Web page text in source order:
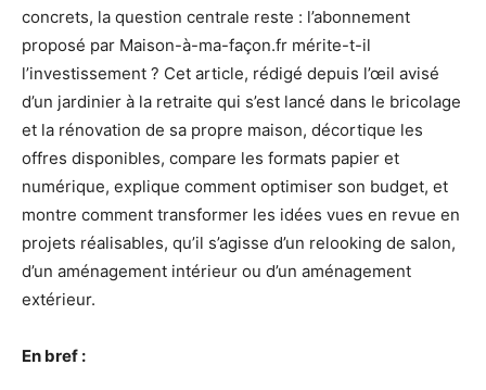
concrets, la question centrale reste : l’abonnement
proposé par Maison-à-ma-façon.fr mérite-t-il
l’investissement ? Cet article, rédigé depuis l’œil avisé
d’un jardinier à la retraite qui s’est lancé dans le bricolage
et la rénovation de sa propre maison, décortique les
offres disponibles, compare les formats papier et
numérique, explique comment optimiser son budget, et
montre comment transformer les idées vues en revue en
projets réalisables, qu’il s’agisse d’un relooking de salon,
d’un aménagement intérieur ou d’un aménagement
extérieur.
En bref :